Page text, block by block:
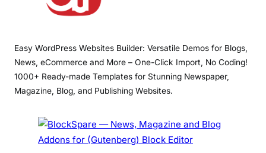
Easy WordPress Websites Builder: Versatile Demos for Blogs,
News, eCommerce and More – One-Click Import, No Coding!
1000+ Ready-made Templates for Stunning Newspaper,
Magazine, Blog, and Publishing Websites.